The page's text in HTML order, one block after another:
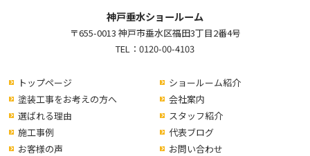
神戸垂水ショールーム
〒655-0013 神戸市垂水区福田3丁目2番4号
TEL： 0120-00-4103
トップページ
塗装工事をお考えの方へ
選ばれる理由
ショールーム紹介
会社案内
スタッフ紹介
施工事例
お客様の声
代表ブログ
お問い合わせ